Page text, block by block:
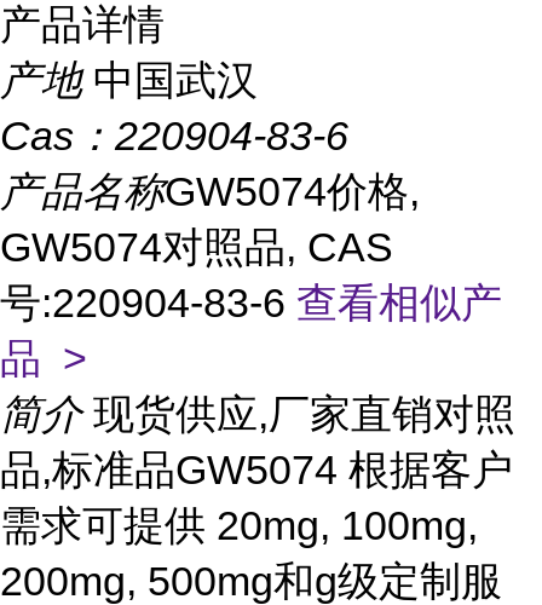
产品详情
产地 中国武汉
Cas： 220904-83-6
产品名称GW5074价格,
GW5074对照品, CAS
号:220904-83-6 查看相似产
品 >
简介 现货供应,厂家直销对照
品,标准品GW5074 根据客户
需求可提供 20mg, 100mg,
200mg, 500mg和g级定制服